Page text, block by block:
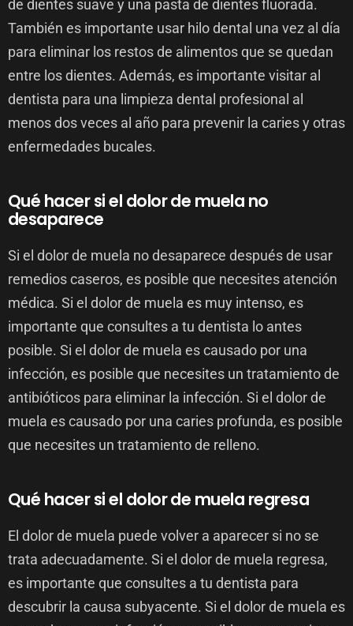
de dientes suave y una pasta de dientes fluorada.
También es importante usar hilo dental una vez al día
para eliminar los restos de alimentos que se quedan
entre los dientes. Además, es importante visitar al
dentista para una limpieza dental profesional al
menos dos veces al año para prevenir la caries y otras
enfermedades bucales.
Qué hacer si el dolor de muela no
desaparece
Si el dolor de muela no desaparece después de usar
remedios caseros, es posible que necesites atención
médica. Si el dolor de muela es muy intenso, es
importante que consultes a tu dentista lo antes
posible. Si el dolor de muela es causado por una
infección, es posible que necesites un tratamiento de
antibióticos para eliminar la infección. Si el dolor de
muela es causado por una caries profunda, es posible
que necesites un tratamiento de relleno.
Qué hacer si el dolor de muela regresa
El dolor de muela puede volver a aparecer si no se
trata adecuadamente. Si el dolor de muela regresa,
es importante que consultes a tu dentista para
descubrir la causa subyacente. Si el dolor de muela es